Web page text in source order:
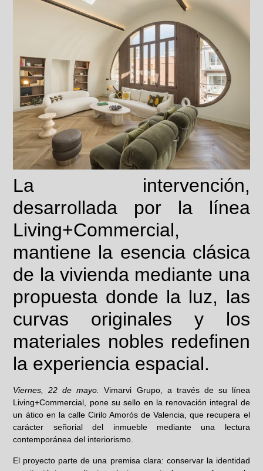
La intervención,
desarrollada por la línea
Living+Commercial,
mantiene la esencia clásica
de la vivienda mediante una
propuesta donde la luz, las
curvas originales y los
materiales nobles redefinen
la experiencia espacial.
Viernes, 22 de mayo.Vimarvi Grupo, a través de su línea
Living+Commercial, pone su sello en la renovación integral de
un ático en la calle Cirilo Amorós de Valencia, que recupera el
carácter señorial del inmueble mediante una lectura
contemporánea del interiorismo.
El proyecto parte de una premisa clara: conservar la identidad